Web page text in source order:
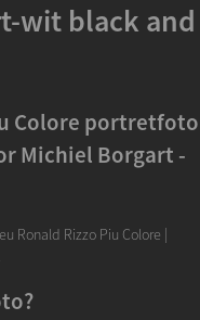
wit black and
Colore portretfoto
Michiel Borgart -
Ronald Rizzo Piu Colore |